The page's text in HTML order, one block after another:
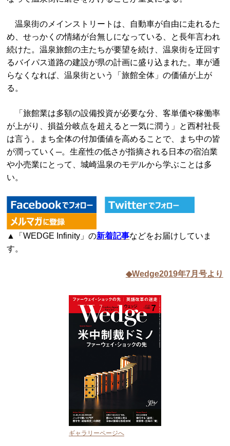
温泉街のメインストリートは、自動車が自由に走れるた
め、せっかくの情緒が台無しになっている、と長年言われ
続けた。温泉旅館の主たちが要望を続け、温泉街を迂回す
るバイパス道路の建設が県の計画に盛り込まれた。車が通
らなくなれば、温泉街という「旅館全体」の価値が上が
る。
「旅館業は多額の設備投資が必要な分、客単価や稼働率
が上がり、損益分岐点を超えると一気に潤う」と西村社長
は言う。まち全体の付加価値を高めることで、まち中の皆
が潤っていく─。生産性の低さが指摘される日本の宿泊業
や小売業にとって、城崎温泉のモデルから学ぶことは多
い。
▲「WEDGE Infinity」の新着記事などをお届けしていま
す。
◆Wedge2019年7月号より
ギャラリーページへ